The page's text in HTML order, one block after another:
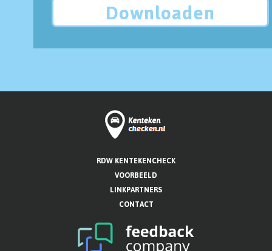
Downloaden
RDW KENTEKENCHECK
VOORBEELD
LINKPARTNERS
CONTACT